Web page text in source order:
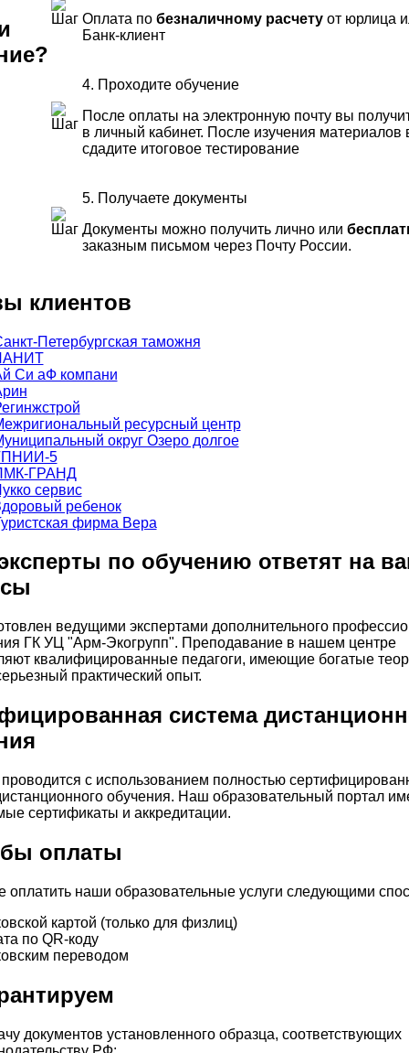
Оплата по безналичному расчетуот юрлица
Банк-клиент
4. Проходите обучение
После оплаты на электронную почту вы
в личный кабинет. После изучения материалов
сдадите итоговое тестирование
5. Получаете документы
Документы можно получить лично или
заказным письмом через Почту России.
клиентов
по обучению ответят на
ведущими экспертами дополнительного
ГК УЦ "Арм-Экогрупп". Преподавание в нашем центре
квалифицированные педагоги, имеющие богатые
практический опыт.
система
с использованием полностью
обучения. Наш образовательный портал
сертификаты и аккредитации.
оплаты
оплатить наши образовательные услуги следующими
картой (только для физлиц)
по QR-коду
переводом
документов установленного образца, соответствующих